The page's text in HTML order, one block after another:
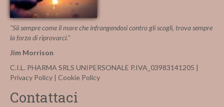
"Sii sempre come il mare che infrangendosi contro gli scogli, trova sempre
la forza di riprovarci."
Jim Morrison
C.I.L. PHARMA SRLS UNIPERSONALE P.IVA_03983141205 |
Privacy Policy | Cookie Policy
Contattaci